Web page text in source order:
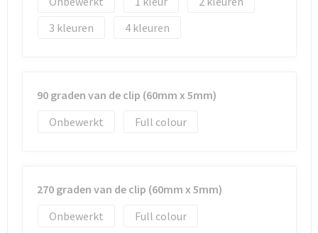
3
4
90 graden van de clip (60mm x 5mm)
Onbewerkt
Full colour
270 graden van de clip (60mm x 5mm)
Onbewerkt
Full colour